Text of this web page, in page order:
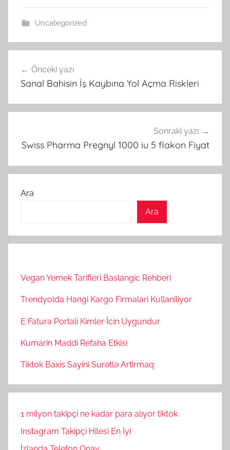
Uncategorized
gezinmesi
Önceki yazı
Sanal Bahisin İş Kaybına Yol Açma Riskleri
Sonraki yazı
Swiss Pharma Pregnyl 1000 iu 5 flakon Fiyat
Ara
Ara
Vegan Yemek Tarifleri Baslangic Rehberi
Trendyolda Hangi Kargo Firmalari Kullaniliyor
E Fatura Portali Kimler İcin Uygundur
Kumarin Maddi Refaha Etkisi
Tiktok Baxis Sayini Surətlə Artirmaq
1 milyon takipçi ne kadar para alıyor tiktok
Instagram Takipçi Hilesi En İyi